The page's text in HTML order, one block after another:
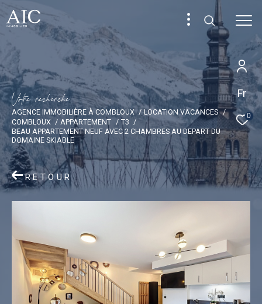
Fr
0
Votre recherche
AGENCE IMMOBILIÈRE À COMBLOUX
LOCATION VACANCES
COMBLOUX
APPARTEMENT
T3
BEAU APPARTEMENT NEUF AVEC 2 CHAMBRES AU DEPART DU
DOMAINE SKIABLE
RETOUR